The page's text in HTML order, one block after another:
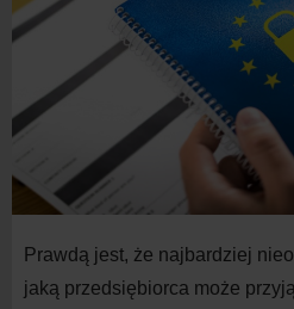
Prawdą jest, że najbardziej
jaką przedsiębiorca może